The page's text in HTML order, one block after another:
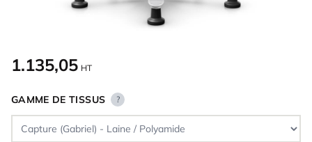
1.135,05 HT
GAMME DE TISSUS ?